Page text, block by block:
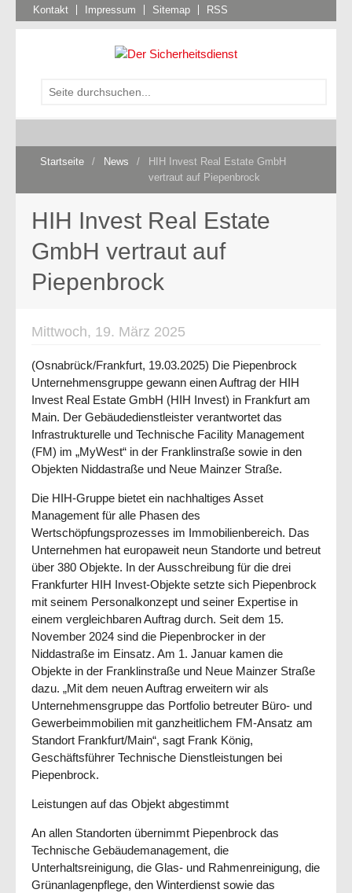
Kontakt Impressum Sitemap RSS
Startseite / News /
HIH Invest Real Estate GmbH
vertraut auf Piepenbrock
HIH Invest Real Estate
GmbH vertraut auf
Piepenbrock
Mittwoch, 19. März 2025
(Osnabrück/Frankfurt, 19.03.2025) Die Piepenbrock
Unternehmensgruppe gewann einen Auftrag der HIH
Invest Real Estate GmbH (HIH Invest) in Frankfurt am
Main. Der Gebäudedienstleister verantwortet das
Infrastrukturelle und Technische Facility Management
(FM) im „MyWest“ in der Franklinstraße sowie in den
Objekten Niddastraße und Neue Mainzer Straße.
Die HIH-Gruppe bietet ein nachhaltiges Asset
Management für alle Phasen des
Wertschöpfungsprozesses im Immobilienbereich. Das
Unternehmen hat europaweit neun Standorte und betreut
über 380 Objekte. In der Ausschreibung für die drei
Frankfurter HIH Invest-Objekte setzte sich Piepenbrock
mit seinem Personalkonzept und seiner Expertise in
einem vergleichbaren Auftrag durch. Seit dem 15.
November 2024 sind die Piepenbrocker in der
Niddastraße im Einsatz. Am 1. Januar kamen die
Objekte in der Franklinstraße und Neue Mainzer Straße
dazu. „Mit dem neuen Auftrag erweitern wir als
Unternehmensgruppe das Portfolio betreuter Büro- und
Gewerbeimmobilien mit ganzheitlichem FM-Ansatz am
Standort Frankfurt/Main“, sagt Frank König,
Geschäftsführer Technische Dienstleistungen bei
Piepenbrock.
Leistungen auf das Objekt abgestimmt
An allen Standorten übernimmt Piepenbrock das
Technische Gebäudemanagement, die
Unterhaltsreinigung, die Glas- und Rahmenreinigung, die
Grünanlagenpflege, den Winterdienst sowie das